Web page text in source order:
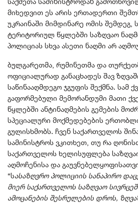
მიხედვით ეს არის ერთადერთი
უკრაინაში მიმდინარე ომის შემდეგ,
ტერიტორიულ წყლებში საზღვაო
პოლიციას სხვა ასეთი ნაღმი არ
ბულგარეთმა, რუმინეთმა და
ოფიციალურად განაცხადეს შავ
საწინააღმდეგო ჯგუფის შექმნა. სამ
გაფორმებული მემორანდუმი მათი
წყლებში ანტინაღმების გემების
სპეციალური მოქმედებების
გულისხმობს. ჩვენ საქართველოს
სამინისტროს ვკითხეთ, თუ რა
საქართველოს ხელისუფლება
აღმოჩენისა და
“სასაზღვრო პოლიციის სანაპირო
მიერ საქართველოს საზღვაო
ამოცანების შესრულების დროს,